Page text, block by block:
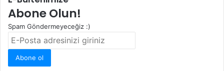
Abone Olun!
Spam Göndermeyeceğiz :)
E-
adresinizi
giriniz